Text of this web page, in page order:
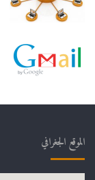
الموقع الجغرافي